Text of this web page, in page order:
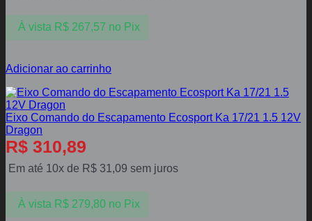
À vista R$267,57 no Pix
Adicionar ao carrinho
Eixo Comando do Escapamento Ecosport Ka 17/21 1.5 12V
Dragon
R$ 310,89
Em até 10x de R$ 31,09 sem juros
À vista R$279,80 no Pix